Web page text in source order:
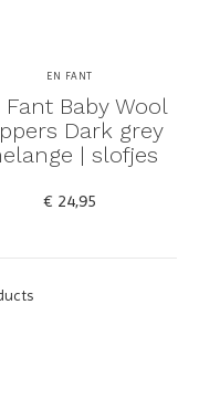
EN FANT
Fant Baby Wool
Dark grey
| slofjes
€ 24,95